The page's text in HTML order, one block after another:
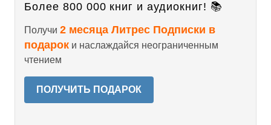
Более 800 000 книг и аудиокниг! 📚
Получи 2 месяца Литрес Подписки в
подарок и наслаждайся неограниченным
чтением
ПОЛУЧИТЬ ПОДАРОК